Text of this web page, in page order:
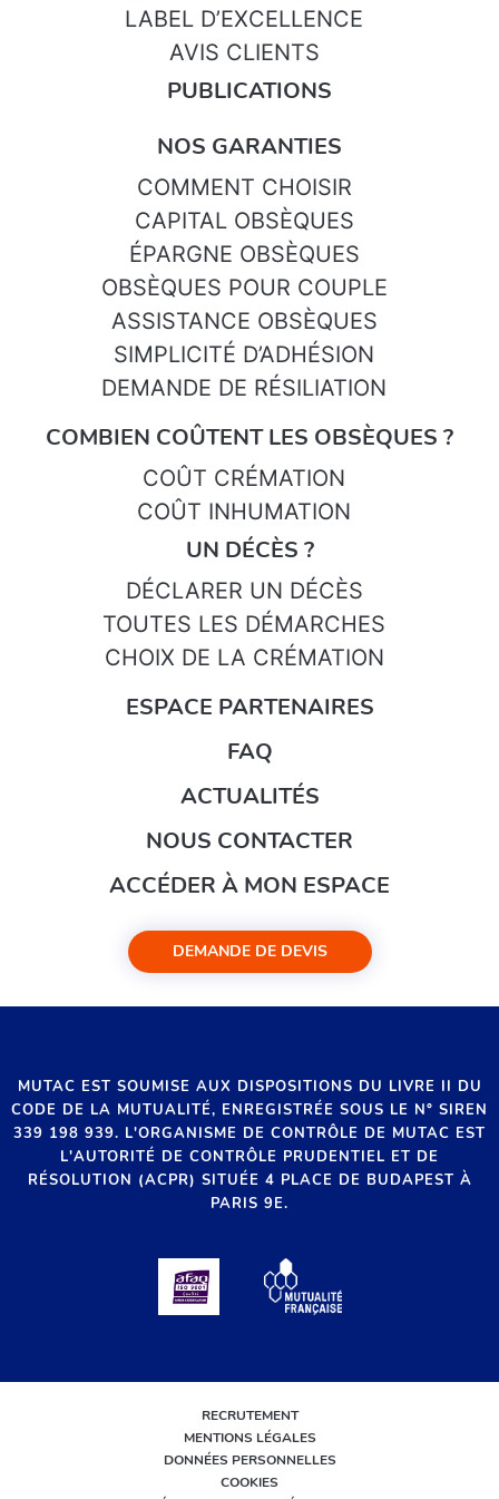
LABEL D’EXCELLENCE
AVIS CLIENTS
PUBLICATIONS
NOS GARANTIES
COMMENT CHOISIR
CAPITAL OBSÈQUES
ÉPARGNE OBSÈQUES
OBSÈQUES POUR COUPLE
ASSISTANCE OBSÈQUES
SIMPLICITÉ D’ADHÉSION
DEMANDE DE RÉSILIATION
COMBIEN COÛTENT LES OBSÈQUES ?
COÛT CRÉMATION
COÛT INHUMATION
UN DÉCÈS ?
DÉCLARER UN DÉCÈS
TOUTES LES DÉMARCHES
CHOIX DE LA CRÉMATION
ESPACE PARTENAIRES
FAQ
ACTUALITÉS
NOUS CONTACTER
ACCÉDER À MON ESPACE
DEMANDE DE DEVIS
MUTAC EST SOUMISE AUX DISPOSITIONS DU LIVRE II DU
CODE DE LA MUTUALITÉ, ENREGISTRÉE SOUS LE N° SIREN
339 198 939. L'ORGANISME DE CONTRÔLE DE MUTAC EST
L'AUTORITÉ DE CONTRÔLE PRUDENTIEL ET DE
RÉSOLUTION (ACPR) SITUÉE 4 PLACE DE BUDAPEST À
PARIS 9E.
RECRUTEMENT
MENTIONS LÉGALES
DONNÉES PERSONNELLES
COOKIES